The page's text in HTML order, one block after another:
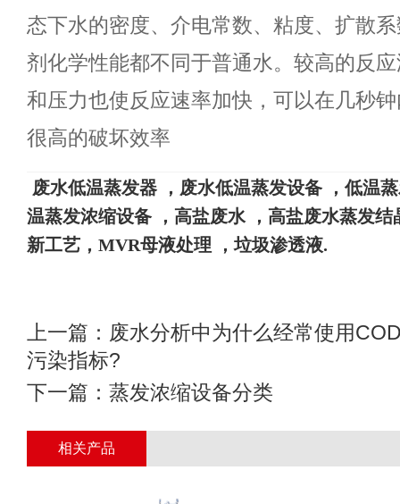
态下水的密度、介电常数、粘度、扩散
剂化学性能都不同于普通水。较高的反
和压力也使反应速率加快，可以在几秒
很高的破坏效率
废水低温蒸发器 ，废水低温蒸发设备 ， 低温
温蒸发浓缩设备
，高盐废水
，高盐废水蒸发结
新工艺， MVR母液处理 ，垃圾渗透液.
上一篇： 废水分析中为什么经常使用
污染指标?
下一篇： 蒸发浓缩设备分类
相关产品